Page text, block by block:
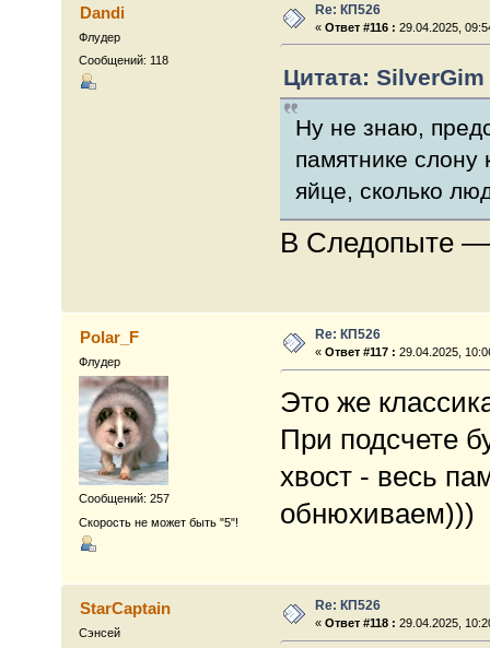
Dandi
Флудер
Сообщений: 118
Re: КП526
«Ответ #116 : 29.04.2025,
Цитата: SilverGim
Ну не знаю,
памятнике слону
яйце, сколько
В Следопыте
Polar_F
Флудер
Сообщений: 257
Скорость не может быть "5"!
Re: КП526
«Ответ #117 : 29.04.2025,
Это же
При подсчете
хвост - весь
обнюхиваем)))
StarCaptain
Сэнсей
Re: КП526
«Ответ #118 : 29.04.2025,